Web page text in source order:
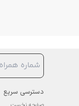
دسترسی سریع